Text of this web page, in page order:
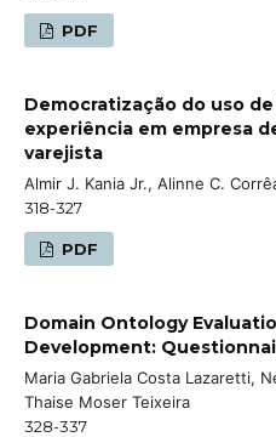
PDF
Democratização do uso
experiência em empresa
varejista
Almir J. Kania Jr., Alinne C.
318-327
PDF
Domain Ontology
Development:
Maria Gabriela Costa Lazaretti,
Thaise Moser Teixeira
328-337